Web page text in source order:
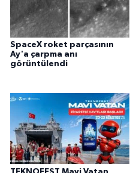
SpaceX roket parçasının
Ay'a çarpma anı
görüntülendi